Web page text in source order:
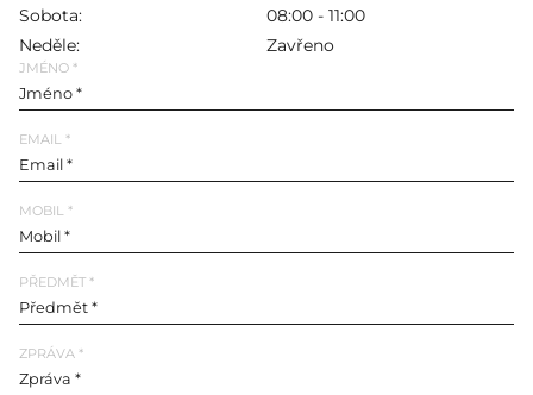
Sobota:
08:00 - 11:00
Neděle: Zavřeno
JMÉNO *
EMAIL *
MOBIL *
PŘEDMĚT *
ZPRÁVA *